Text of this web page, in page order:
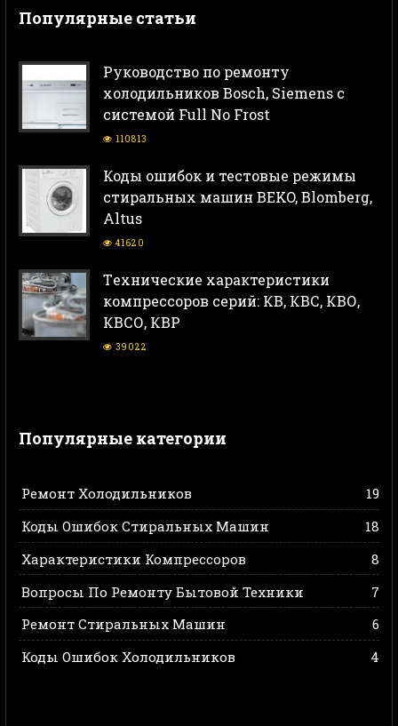
Популярные статьи
Руководство по ремонту
холодильников Bosch, Siemens с
системой Full No Frost
110813
Коды ошибок и тестовые режимы
стиральных машин BEKO, Blomberg,
Altus
41620
Тeхнические характеристики
компрессоров серий: КВ, КВС, КВО,
КВСО, КВР
39022
Популярные категории
Ремонт Холодильников
19
Коды Ошибок Стиральных Машин
18
Характеристики Компрессоров
8
Вопросы По Ремонту Бытовой Техники
7
Ремонт Стиральных Машин
6
Коды Ошибок Холодильников
4